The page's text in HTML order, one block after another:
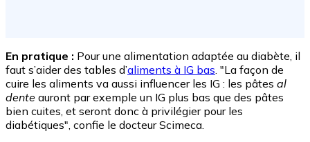
En pratique : Pour une alimentation adaptée au diabète, il
faut s’aider des tables d’aliments à IG bas. "La façon de
cuire les aliments va aussi influencer les IG : les pâtes al
dente auront par exemple un IG plus bas que des pâtes
bien cuites, et seront donc à privilégier pour les
diabétiques", confie le docteur Scimeca.